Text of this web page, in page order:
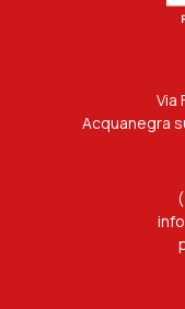
Via
Acquanegra